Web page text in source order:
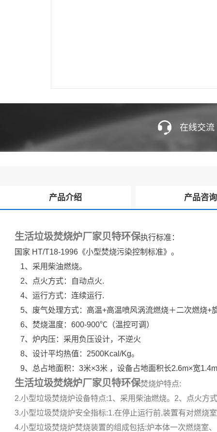
在线交流
产品介绍 产品咨询
生活垃圾焚烧炉厂家贝特环保执行标准：
国家 HT/T18-1996《小型焚烧污染控制标准》。
1、采用柴油燃烧。
2、点火方式：自动点火.
4、运行方式：连续运行.
5、废气处理方式：高温+高温喷风涡流燃烧＋二次燃烧+
6、焚烧温度：600-900℃（温控可调）
7、炉内压：采用负压设计，不逆火
8、设计平均热值：2500Kcal/Kg。
9、总占地面积：3米×3米 ，设备占地面积长2.6m×宽
生活垃圾焚烧炉厂家贝特环保焚烧炉特点:
2.小型垃圾焚烧炉设备特点:1、采用柴油燃烧。2、点火方
3.小型垃圾焚烧炉安全指标:1.在停止运行前,装置有对燃烧
4.小型垃圾焚烧炉焚烧装置的组成包括:炉本体一次燃烧室